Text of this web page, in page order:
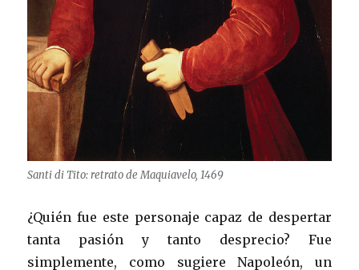
Santi di Tito: retrato de Maquiavelo, 1469
¿Quién fue este personaje capaz de despertar
tanta pasión y tanto desprecio? Fue
simplemente, como sugiere Napoleón, un